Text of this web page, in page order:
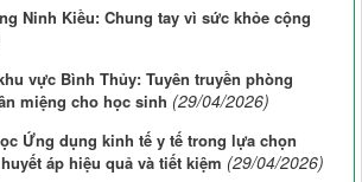
Ninh Kiều: Chung tay vì sức khỏe cộng
vực Bình Thủy: Tuyên truyền phòng
miệng cho học sinh (29/04/2026)
Ứng dụng kinh tế y tế trong lựa chọn
áp hiệu quả và tiết kiệm (29/04/2026)